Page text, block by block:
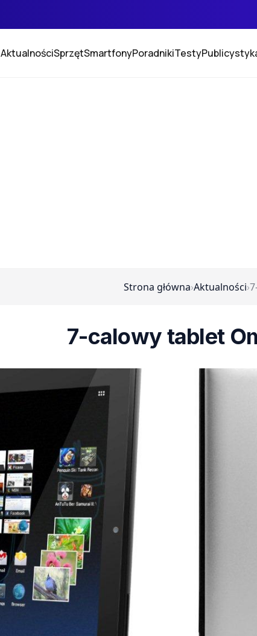
AktualnościSprzętSmartfonyPoradnikiTesty
Strona główna›Aktualności›
7-calowy tablet